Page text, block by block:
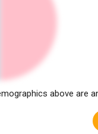
above are